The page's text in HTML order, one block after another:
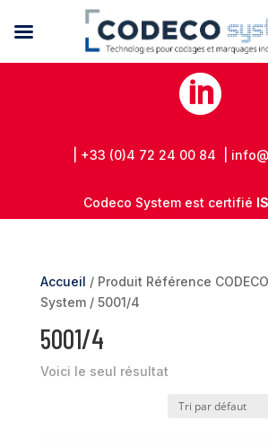

| +33 (0)4 72 24 00 84 |
Codeco System est certifié
Accueil / Produit Référence CODECO
System / 5001/4
5001/4
Voici le seul résultat